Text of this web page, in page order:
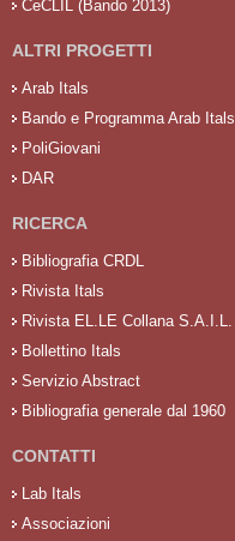
CeCLIL (Bando 2013)
ALTRI PROGETTI
Arab Itals
Bando e Programma Arab Itals
PoliGiovani
DAR
RICERCA
Bibliografia CRDL
Rivista Itals
Rivista EL.LE Collana S.A.I.L.
Bollettino Itals
Servizio Abstract
Bibliografia generale dal 1960
CONTATTI
Lab Itals
Associazioni